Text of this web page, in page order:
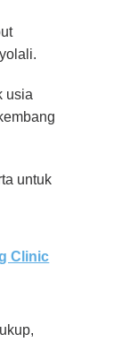
usia
untuk
Clinic